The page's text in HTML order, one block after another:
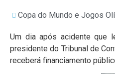
Copa do Mundo e Jogos
Um dia após acidente que
presidente do Tribunal de
receberá financiamento